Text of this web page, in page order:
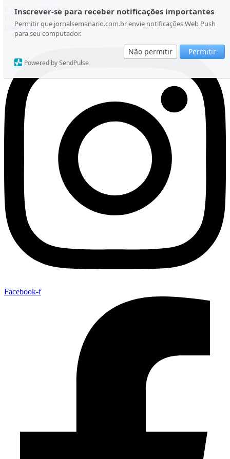
Inscrever-se para receber notificações importantes
Permitir que jornalsemanario.com.br envie notificações Web Push
para seu computador.
Não permitir Permitir
Powered by SendPulse
Ir para o conteúdo
Domingo, 09 de Agosto de 2026
Instagram
Facebook-f